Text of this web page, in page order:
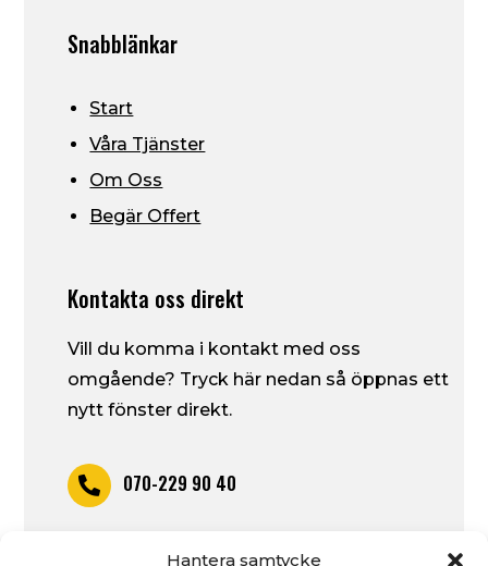
Hantera samtycke
Snabblänkar
Start
Våra Tjänster
Om Oss
Begär Offert
Kontakta oss direkt
Vill du komma i kontakt med oss
omgående? Tryck här nedan så öppnas ett
nytt fönster direkt.
 070-229 90 40
piruab@outlook.com